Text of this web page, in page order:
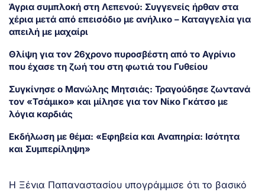
Άγρια συμπλοκή στη Λεπενού: Συγγενείς ήρθαν στα
χέρια μετά από επεισόδιο με ανήλικο – Καταγγελία για
απειλή με μαχαίρι
Θλίψη για τον 26χρονο πυροσβέστη από το Αγρίνιο
που έχασε τη ζωή του στη φωτιά του Γυθείου
Συγκίνησε ο Μανώλης Μητσιάς: Τραγούδησε ζωντανά
τον «Τσάμικο» και μίλησε για τον Νίκο Γκάτσο με
λόγια καρδιάς
Εκδήλωση με θέμα: «Εφηβεία και Αναπηρία: Ισότητα
και Συμπερίληψη»
Η Ξένια Παπαναστασίου υπογράμμισε ότι το βασικό